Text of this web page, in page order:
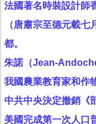
法國著名時裝設計師
（唐肅宗至德元載
都。
朱諾（Jean-
我國農業教育家和作
中共中央決定撤銷《
美國完成第一次人口